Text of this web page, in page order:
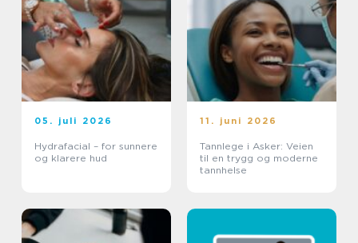
05. juli 2026
Hydrafacial – for sunnere
og klarere hud
11. juni 2026
Tannlege i Asker: Veien
til en trygg og moderne
tannhelse